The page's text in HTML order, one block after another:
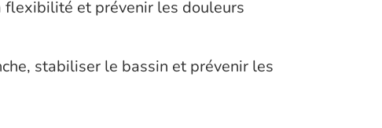
flexibilité et prévenir les douleurs
stabiliser le bassin et prévenir les